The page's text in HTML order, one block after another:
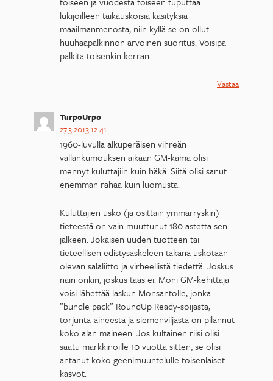
lukijoilleen taikauskoisia käsityksiä
maailmanmenosta, niin kyllä se on ollut
huuhaapalkinnon arvoinen suoritus. Voisipa
palkita toisenkin kerran…
Vastaa
TurpoUrpo
27.3.2013 12.41
1960-luvulla alkuperäisen vihreän
vallankumouksen aikaan GM-kama olisi
mennyt kuluttajiin kuin häkä. Siitä olisi sanut
enemmän rahaa kuin luomusta.
Kuluttajien usko (ja osittain ymmärryskin)
tieteestä on vain muuttunut 180 astetta sen
jälkeen. Jokaisen uuden tuotteen tai
tieteellisen edistysaskeleen takana uskotaan
olevan salaliitto ja virheellistä tiedettä. Joskus
näin onkin, joskus taas ei. Moni GM-kehittäjä
voisi lähettää laskun Monsantolle, jonka
”bundle pack” RoundUp Ready-soijasta,
torjunta-aineesta ja siemenviljasta on pilannut
koko alan maineen. Jos kultainen riisi olisi
saatu markkinoille 10 vuotta sitten, se olisi
antanut koko geenimuuntelulle toisenlaiset
kasvot.